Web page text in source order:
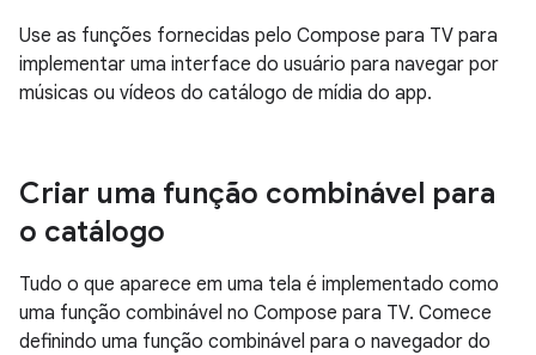
Use as funções fornecidas pelo Compose para TV para
implementar uma interface do usuário para navegar por
músicas ou vídeos do catálogo de mídia do app.
Criar uma função combinável para
o catálogo
Tudo o que aparece em uma tela é implementado como
uma função combinável no Compose para TV. Comece
definindo uma função combinável para o navegador do